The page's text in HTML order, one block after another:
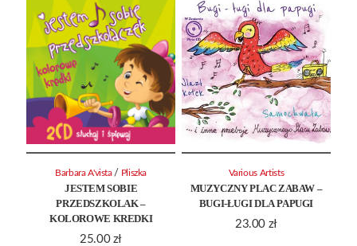
JESTEM SOBIE
PRZEDSZKOLAK –
KOLOROWE KREDKI
25.00 zł
Barbara A'vista / Pliszka
MUZYCZNY PLAC ZABAW –
BUGI-ŁUGI DLA PAPUGI
23.00 zł
Various Artists